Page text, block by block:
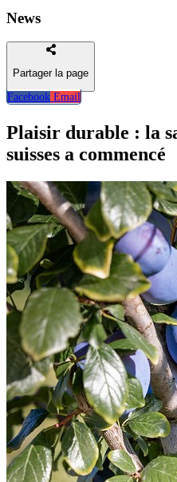
News
Partager la page
Facebook Email
Retour
Plaisir durable : la
suisses a commencé